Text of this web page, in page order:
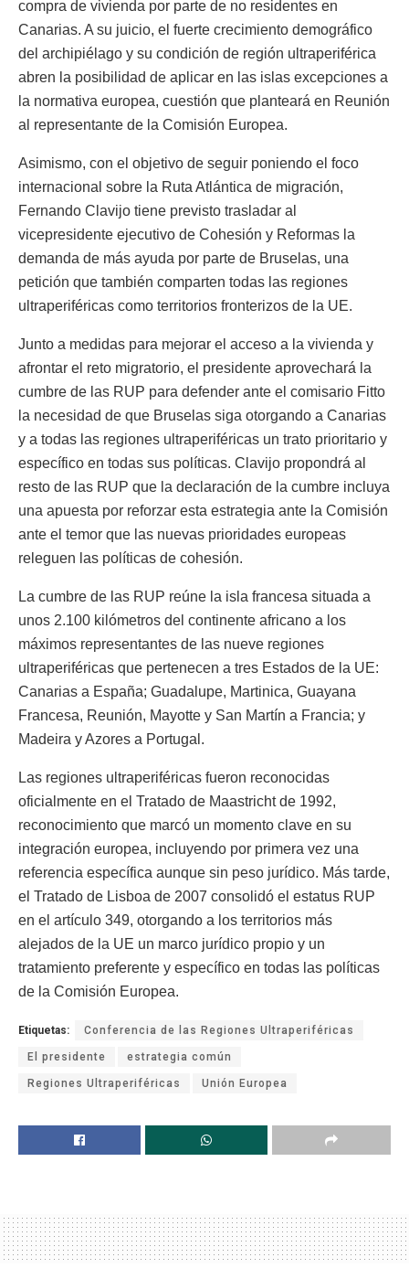
compra de vivienda por parte de no residentes en
Canarias. A su juicio, el fuerte crecimiento demográfico
del archipiélago y su condición de región ultraperiférica
abren la posibilidad de aplicar en las islas excepciones a
la normativa europea, cuestión que planteará en Reunión
al representante de la Comisión Europea.
Asimismo, con el objetivo de seguir poniendo el foco
internacional sobre la Ruta Atlántica de migración,
Fernando Clavijo tiene previsto trasladar al
vicepresidente ejecutivo de Cohesión y Reformas la
demanda de más ayuda por parte de Bruselas, una
petición que también comparten todas las regiones
ultraperiféricas como territorios fronterizos de la UE.
Junto a medidas para mejorar el acceso a la vivienda y
afrontar el reto migratorio, el presidente aprovechará la
cumbre de las RUP para defender ante el comisario Fitto
la necesidad de que Bruselas siga otorgando a Canarias
y a todas las regiones ultraperiféricas un trato prioritario y
específico en todas sus políticas. Clavijo propondrá al
resto de las RUP que la declaración de la cumbre incluya
una apuesta por reforzar esta estrategia ante la Comisión
ante el temor que las nuevas prioridades europeas
releguen las políticas de cohesión.
La cumbre de las RUP reúne la isla francesa situada a
unos 2.100 kilómetros del continente africano a los
máximos representantes de las nueve regiones
ultraperiféricas que pertenecen a tres Estados de la UE:
Canarias a España; Guadalupe, Martinica, Guayana
Francesa, Reunión, Mayotte y San Martín a Francia; y
Madeira y Azores a Portugal.
Las regiones ultraperiféricas fueron reconocidas
oficialmente en el Tratado de Maastricht de 1992,
reconocimiento que marcó un momento clave en su
integración europea, incluyendo por primera vez una
referencia específica aunque sin peso jurídico. Más tarde,
el Tratado de Lisboa de 2007 consolidó el estatus RUP
en el artículo 349, otorgando a los territorios más
alejados de la UE un marco jurídico propio y un
tratamiento preferente y específico en todas las políticas
de la Comisión Europea.
Etiquetas: Conferencia de las Regiones Ultraperiféricas
El presidente estrategia común
Regiones Ultraperiféricas Unión Europea